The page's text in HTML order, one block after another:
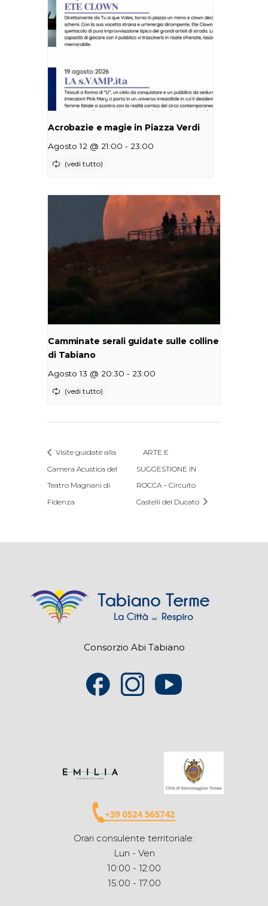
Acrobazie e magie in Piazza Verdi
Agosto 12 @ 21:00 - 23:00
Camminate serali guidate sulle colline
di Tabiano
Agosto 13 @ 20:30 - 23:00
Visite guidate alla
Camera Acustica del
Teatro Magnani di
Fidenza
ARTE E
SUGGESTIONE IN
ROCCA – Circuito
Castelli del Ducato
Consorzio Abi Tabiano
Orari consulente territoriale:
Lun - Ven
10:00 - 12:00
15:00 - 17:00